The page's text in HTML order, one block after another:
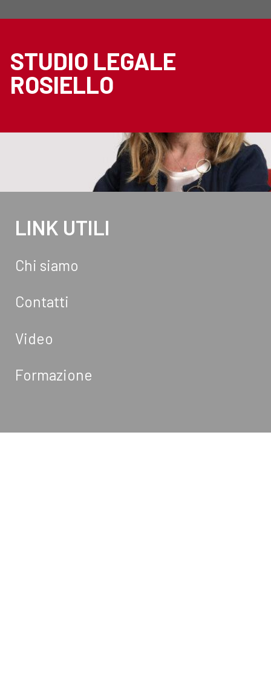
STUDIO LEGALE
ROSIELLO
LINK UTILI
Chi siamo
Contatti
Video
Formazione